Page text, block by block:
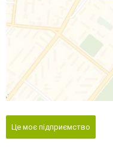
Це моє підприємство